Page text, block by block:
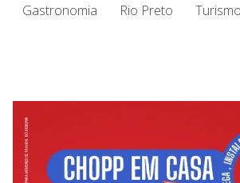
Gastronomia Rio Preto Turismo